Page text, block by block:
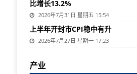
比增长13.2%
2026年7月31日 星期五 15:54
上半年开封市CPI稳中有升
2026年7月27日 星期一 17:23
产业